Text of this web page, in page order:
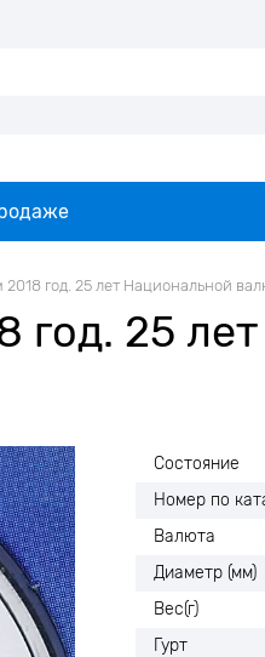
2018 год. 25 лет Национальной
год. 25
Состояние
Номер по
Валюта
Диаметр (мм)
Вес(г)
Гурт